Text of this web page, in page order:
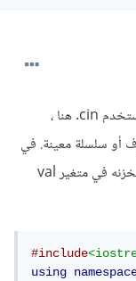
لتلقي أو الحصول على مدخلات من المستخدم ، استخدم cin. هنا ،
أو سلسلة معينة. في
هذا المثال سوف نجعل المستخدم يدخل رقم ثم نخزنه في متغير val
#include
using